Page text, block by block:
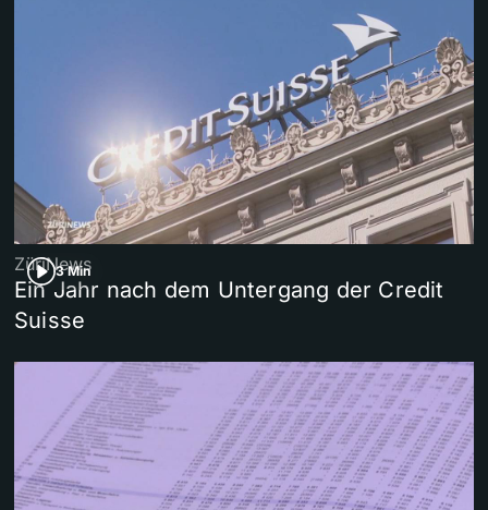
3 Min
ZüriNews
Ein Jahr nach dem Untergang der Credit
Suisse